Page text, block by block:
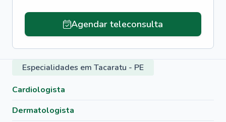
Agendar teleconsulta
Especialidades em Tacaratu - PE
Cardiologista
Dermatologista